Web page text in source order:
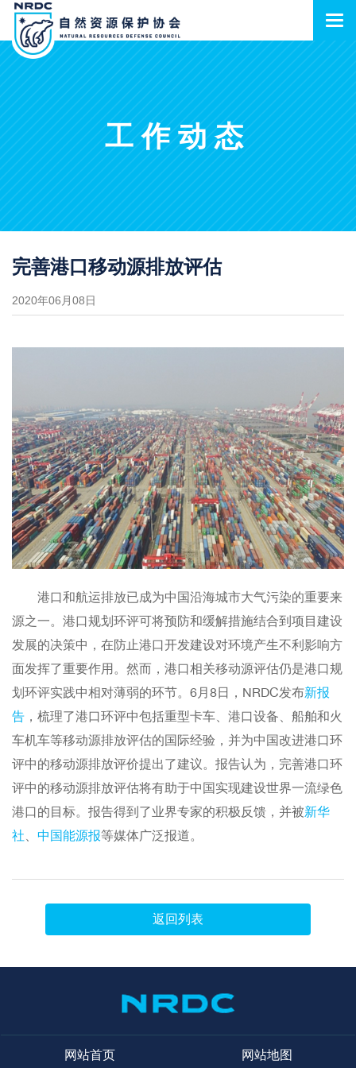
工作动态
完善港口移动源排放评估
2020年06月08日
港口和航运排放已成为中国沿海城市大气污染的重要来
源之一。港口规划环评可将预防和缓解措施结合到项目建设
发展的决策中，在防止港口开发建设对环境产生不利影响方
面发挥了重要作用。然而，港口相关移动源评估仍是港口规
划环评实践中相对薄弱的环节。6月8日，NRDC发布新报
告 ，梳理了港口环评中包括重型卡车、港口设备、船舶和火
车机车等移动源排放评估的国际经验，并为中国改进港口环
评中的移动源排放评价提出了建议。报告认为，完善港口环
评中的移动源排放评估将有助于中国实现建设世界一流绿色
港口的目标。报告得到了业界专家的积极反馈，并被新华
社
中国能源报等媒体广泛报道。
返回列表
网站首页 网站地图